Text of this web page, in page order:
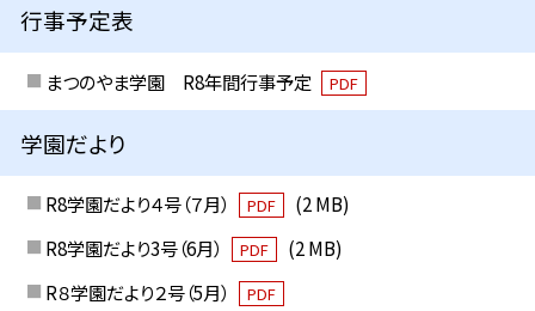
行事予定表
まつのやま学園 R8年間行事予定 PDF
学園だより
R8学園だより４号（７月） PDF
(2 MB)
R8学園だより3号（6月）
PDF
(2 MB)
R８学園だより２号（5月）
PDF